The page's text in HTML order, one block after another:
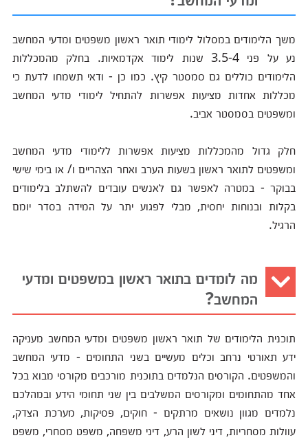
משך הלימודים במסלול לימודי תואר ראשון משפטים ומדעי המחשב
נע על פני 3.5-4 שנות לימוד אקדמאיות. בחלק מהמכללות
הלימודים כוללים גם סמסטר קיץ. כמו כן - ודאי תשמחו לדעת כי
מכללות אחדות מציעות אפשרות להתחיל לימודי מדעי המחשב
ומשפטים בסמסטר אביב.
חלק גדול מהמכללות מציעות אפשרות ללימודי מדעי המחשב
ומשפטים לתואר ראשון בשעות הערב ואחר הצהריים ו/ או בימי שישי
בבוקר - במטרה לאפשר גם לאנשים עובדים להשתלב בלימודים
בקלות ובנוחות יחסית, מבלי לפגוע יתר על המידה בסדר יומם
הרגיל.
מה לומדים בתואר ראשון במשפטים ומדעי
המחשב?
תוכנית הלימודים של תואר ראשון משפטים ומדעי המחשב מעניקה
ידע תאורטי נרחב וכלים מעשיים בשני התחומים - מדעי המחשב
והמשפטים. הקורסים הנלמדים בתוכנית מורכבים מקורסי מבוא בכל
אחד מהתחומים ומקורסים המשלבים בין שני תחומי הידע ובמהלכם
נלמדים מגוון נושאים מרתקים - חוקים, פסיקות, מערכת הצדק,
עוולות מסחריות, דיני לשון הרע, דיני משפחה, משפט מסחרי, משפט